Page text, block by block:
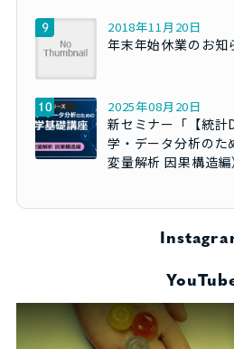
2018年11月20日
年末年始休業のお知
2025年08月20日
新セミナー「【統計
学・データ分析のた
変量解析 因果構造